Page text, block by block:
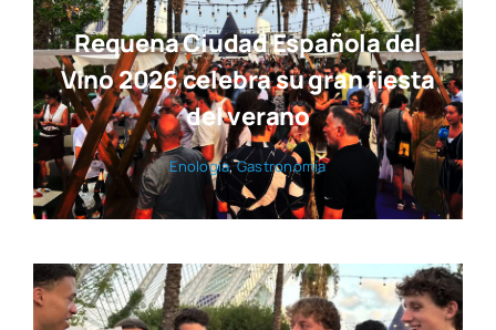
Requena Ciudad Española del
Vino 2026 celebra su gran fiesta
del verano
Eno­lo­gía,Gas­tro­no­mía